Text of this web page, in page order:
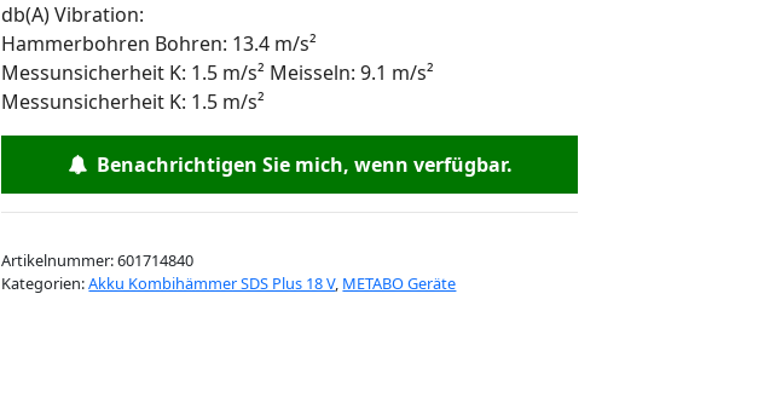
db(A) Vibration:
Hammerbohren Bohren: 13.4 m/s²
Messunsicherheit K: 1.5 m/s² Meisseln: 9.1 m/s²
Messunsicherheit K: 1.5 m/s²
Benachrichtigen Sie mich, wenn verfügbar.
Artikelnummer:601714840
Kategorien:Akku Kombihämmer SDS Plus 18 V, METABO Geräte